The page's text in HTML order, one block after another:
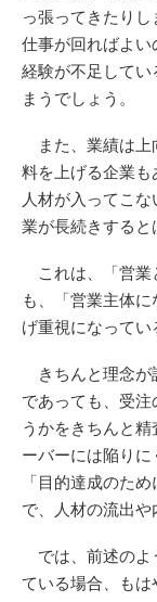
っ張ってきたり
仕事が回ればよ
経験が不足してい
まうでしょう。
また、業績は上
料を上げる企業
人材が入ってこ
業が長続きすると
これは、「営業
も、「営業主体
げ重視になってい
きちんと理念が
であっても、受
うかをきちんと
ーバーには陥りに
「目的達成のた
で、人材の流出や
では、前述のよ
ている場合、もは